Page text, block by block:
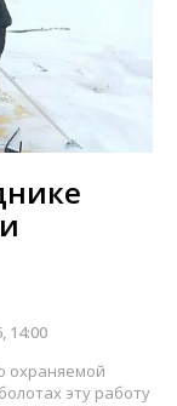
14:00
охраняемой
эту работу